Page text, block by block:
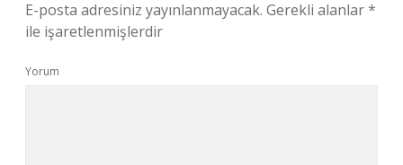
E-posta adresiniz yayınlanmayacak. Gerekli alanlar*
ile işaretlenmişlerdir
Yorum